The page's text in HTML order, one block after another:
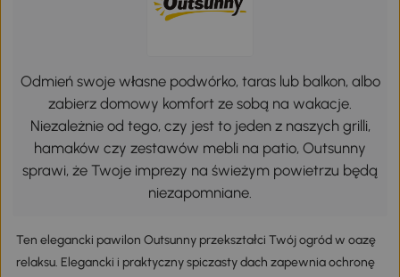
Odmień swoje własne podwórko, taras lub balkon, albo
zabierz domowy komfort ze sobą na wakacje.
Niezależnie od tego, czy jest to jeden z naszych grilli,
hamaków czy zestawów mebli na patio, Outsunny
sprawi, że Twoje imprezy na świeżym powietrzu będą
niezapomniane.
Ten elegancki pawilon Outsunny przekształci Twój ogród w oazę
relaksu. Elegancki i praktyczny spiczasty dach zapewnia ochronę